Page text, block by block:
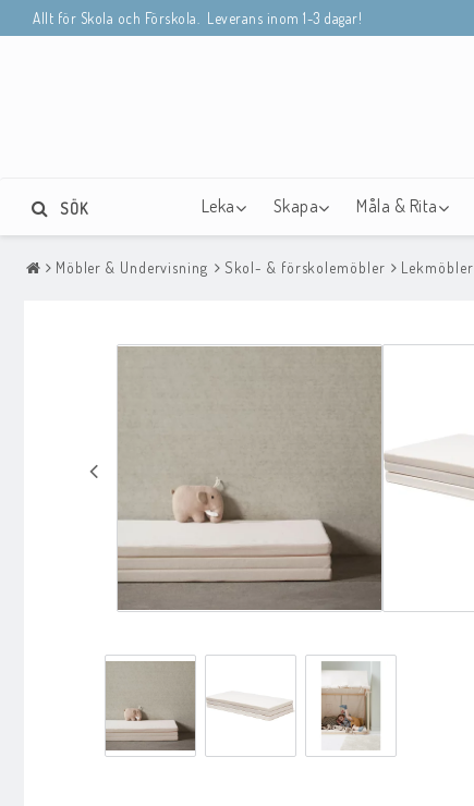
Allt för Skola och Förskola. Leverans inom 1-3 dagar!
Leka Skapa Måla & Rita
SÖK
Möbler & Undervisning Skol- & förskolemöbler Lekmöbler